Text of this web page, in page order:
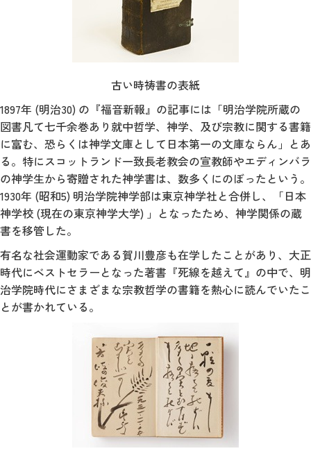
古い時祷書の表紙
1897年 (明治30) の『福音新報』の記事には「明治学院所蔵の
図書凡て七千余巻あり就中哲学、神学、及び宗教に関する書籍
に富む、恐らくは神学文庫として日本第一の文庫ならん」とあ
る。特にスコットランド一致長老教会の宣教師やエディンバラ
の神学生から寄贈された神学書は、数多くにのぼったという。
1930年 (昭和5) 明治学院神学部は東京神学社と合併し、「日本
神学校 (現在の東京神学大学) 」となったため、神学関係の蔵
書を移管した。
有名な社会運動家である賀川豊彦も在学したことがあり、大正
時代にベストセラーとなった著書『死線を越えて』の中で、明
治学院時代にさまざまな宗教哲学の書籍を熱心に読んでいたこ
とが書かれている。